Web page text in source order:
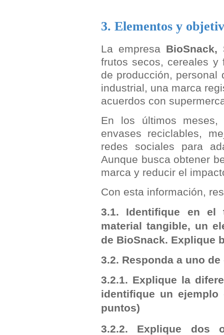
3. Elementos y
La empresa BioSnack,
frutos secos, cereales y
de producción, personal
industrial, una marca
acuerdos con
En los últimos
envases reciclables,
redes sociales para
Aunque busca obtener
marca y reducir el
Con esta información,
3.1. Identifique en el
material tangible, un
de BioSnack. Explique
3.2. Responda a uno
3.2.1. Explique la
identifique un
puntos)
3.2.2. Explique dos